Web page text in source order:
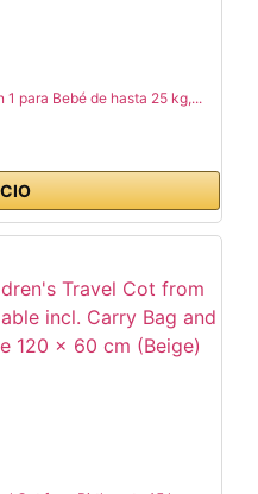
para Bebé de hasta 25 kg,...